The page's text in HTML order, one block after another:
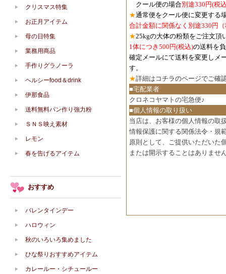
クール便の場合別途330円(税
★通常便をクール便に変更する
合計金額に関係なく別途330円
★25kgの大体の粉類をご注文頂
1体につき500円(税込)の送料を
確定メールにて送料を変更しメ
す。
★詳細は コチラのページでご確
■宅配業者
クロネコヤマトの宅急便♪
■個人情報の取り扱い
当店は、お客様の個人情報の取
情報保護に関する関係法令・規
原則として、ご提供いただいた
または開示することはありませ
クリスマス特集
お正月アイテム
母の日特集
業務用商品
手作りグラノーラ
ヘルシーfood＆drink
伊那食品
送料無料パン作り強力粉
ＳＮＳ映え素材
レモン
春を告げるアイテム
おすすめ
バレンタインデー
ハロウィン
秋のいろいろ集めました
ひな祭りおすすめアイテム
カレールー・シチュールー